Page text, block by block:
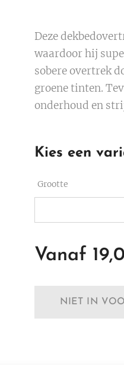
Deze
waardoor hij
sobere overtrek
groene tinten.
onderhoud en
Kies een
Grootte
Vanaf
NIET IN